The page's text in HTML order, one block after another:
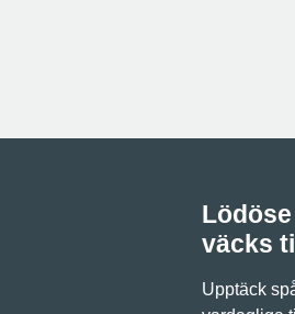
väcks
Upptäck